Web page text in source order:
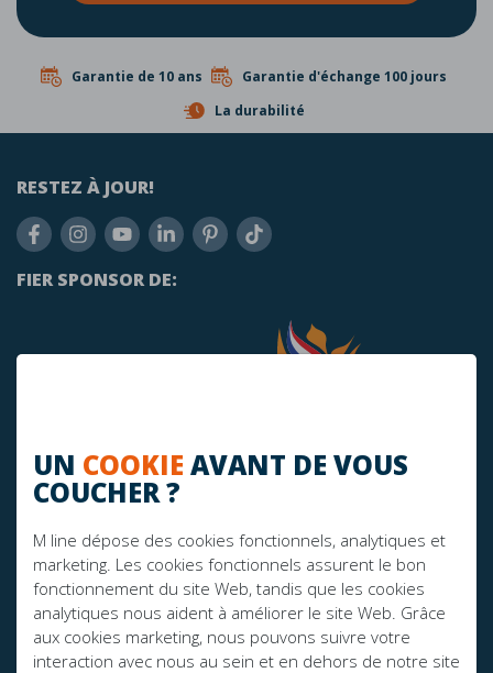
UN COOKIE AVANT DE VOUS
COUCHER ?
M line dépose des cookies fonctionnels, analytiques et
marketing. Les cookies fonctionnels assurent le bon
fonctionnement du site Web, tandis que les cookies
analytiques nous aident à améliorer le site Web. Grâce
aux cookies marketing, nous pouvons suivre votre
interaction avec nous au sein et en dehors de notre site
Garantie de 10 ans
Garantie d'échange 100 jours
La durabilité
RESTEZ À JOUR!
FIER SPONSOR DE:
AVEZ-VOUS DES QUESTIONS?
info@mline.nl
+31 413-243050